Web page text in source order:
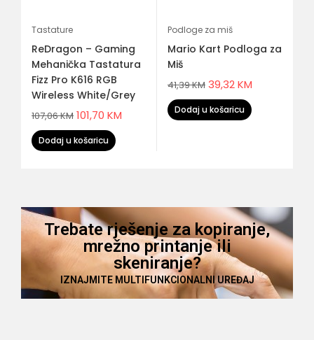
Tastature
ReDragon – Gaming
Mehanička Tastatura
Fizz Pro K616 RGB
Wireless White/Grey
107,06KM 101,70 KM
Dodaj u košaricu
Podloge za miš
Mario Kart Podloga za
Miš
41,39KM 39,32KM
Dodaj u košaricu
Trebate rješenje za kopiranje,
mrežno printanje ili
skeniranje?
IZNAJMITE MULTIFUNKCIONALNI UREĐAJ